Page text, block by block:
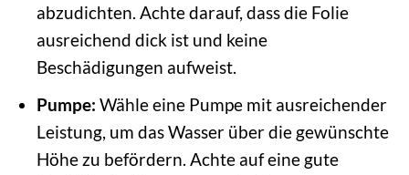
abzudichten. Achte darauf, dass die Folie
ausreichend dick ist und keine
Beschädigungen aufweist.
Pumpe: Wähle eine Pumpe mit ausreichender
Leistung, um das Wasser über die gewünschte
Höhe zu befördern. Achte auf eine gute